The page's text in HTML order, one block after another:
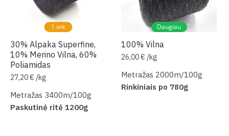
1 vnt
30% Alpaka Superfine,
10% Merino Vilna, 60%
Poliamidas
27,20€ /kg
Metražas 3400m/100g
Paskutinė ritė 1200g
Daugiau
100% Vilna
26,00€ /kg
Metražas 2000m/100g
Rinkiniais po 780g